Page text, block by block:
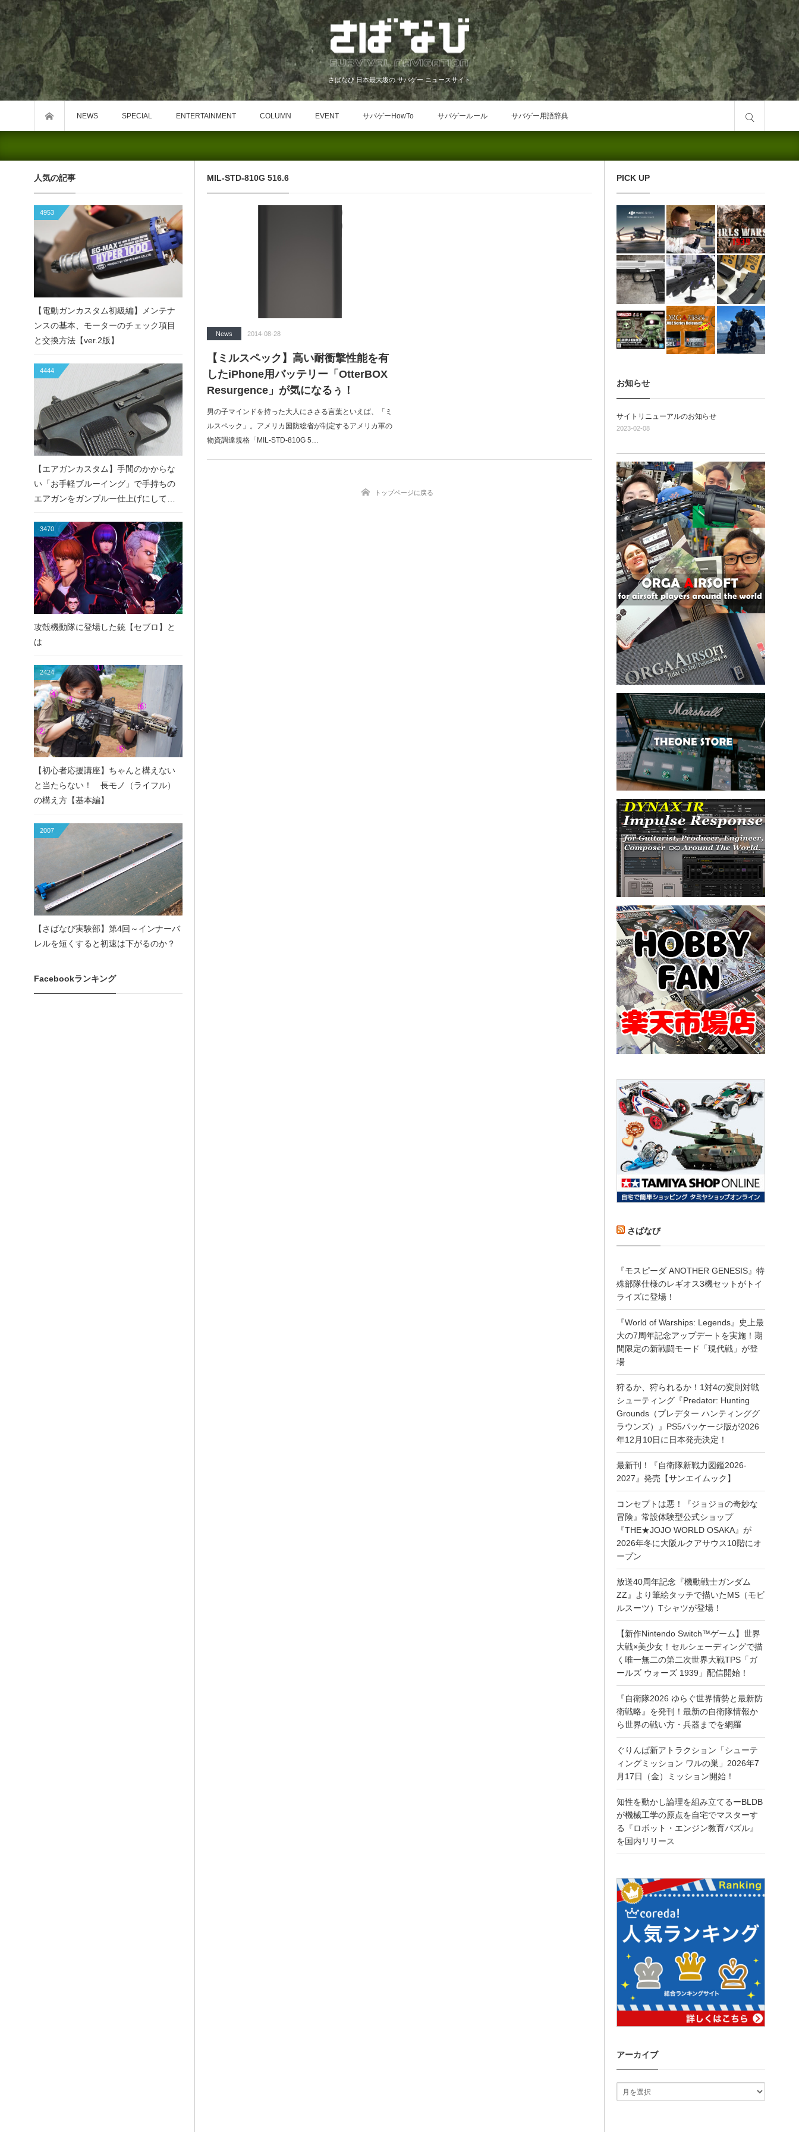
さばなび 日本最大級の サバゲー ニュースサイト
NEWS SPECIAL ENTERTAINMENT COLUMN EVENT サバゲーHowTo サバゲールール サバゲー用語辞典
MIL-STD-810G 516.6
News 2014-08-28
【ミルスペック】高い耐衝撃性能を有
したiPhone用バッテリー「OtterBOX
Resurgence」が気になるぅ！
男の子マインドを持った大人にささる言葉といえば、「ミ
ルスペック」。アメリカ国防総省が制定するアメリカ軍の
物資調達規格「MIL-STD-810G 5…
トップページに戻る
人気の記事
4953
【電動ガンカスタム初級編】メンテナ
ンスの基本、モーターのチェック項目
と交換方法【ver.2版】
4444
【エアガンカスタム】手間のかからな
い「お手軽ブルーイング」で手持ちの
エアガンをガンブルー仕上げにしてみ
3470
攻殻機動隊に登場した銃【セブロ】と
は
2424
【初心者応援講座】ちゃんと構えない
と当たらない！ 長モノ（ライフル）
の構え方【基本編】
2007
【さばなび実験部】第4回～インナーバ
レルを短くすると初速は下がるのか？
Facebookランキング
PICK UP
お知らせ
サイトリニューアルのお知らせ
2023-02-08
さばなび
『モスピーダ ANOTHER GENESIS』特
殊部隊仕様のレギオス3機セットがトイ
ライズに登場！
『World of Warships: Legends』史上最
大の7周年記念アップデートを実施！期
間限定の新戦闘モード「現代戦」が登
場
狩るか、狩られるか！1対4の変則対戦
シューティング『Predator: Hunting
Grounds（プレデター ハンティンググ
ラウンズ）』PS5パッケージ版が2026
年12月10日に日本発売決定！
最新刊！『自衛隊新戦力図鑑2026-
2027』発売【サンエイムック】
コンセプトは悪！『ジョジョの奇妙な
冒険』常設体験型公式ショップ
『THE★JOJO WORLD OSAKA』が
2026年冬に大阪ルクアサウス10階にオ
ープン
放送40周年記念『機動戦士ガンダム
ZZ』より筆絵タッチで描いたMS（モビ
ルスーツ）Tシャツが登場！
【新作Nintendo Switch™ゲーム】世界
大戦×美少女！セルシェーディングで描
く唯一無二の第二次世界大戦TPS「ガ
ールズ ウォーズ 1939」配信開始！
『自衛隊2026 ゆらぐ世界情勢と最新防
衛戦略』を発刊！最新の自衛隊情報か
ら世界の戦い方・兵器までを網羅
ぐりんぱ新アトラクション「シューテ
ィングミッション ワルの巣」2026年7
月17日（金）ミッション開始！
知性を動かし論理を組み立てるーBLDB
が機械工学の原点を自宅でマスターす
る『ロボット・エンジン教育パズル』
を国内リリース
アーカイブ